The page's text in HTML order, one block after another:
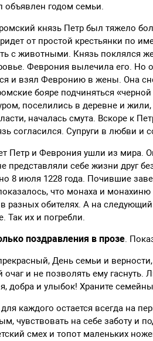
объявлен годом семьи.
князь Петр был тяжело
от простой крестьянки по
с животными. Князь поклялся
Феврония вылечила его. Но
и взял Февронию в жены. Она
бояре подчиняться
поселились в деревне и
началась смута. Вскоре к
согласился. Супруги в любви и
Петр и Феврония ушли из мира.
представляли себе жизни друг
8 июля 1228 года. Почившие
что монаха и
разных обителях. А на
Так их и погребли.
поздравления в прозе.
День семьи и
очаг и не позволять ему
добра и улыбок! Храните
каждого остается всегда на
чувствовать на себе заботу и
смех и топот маленьких